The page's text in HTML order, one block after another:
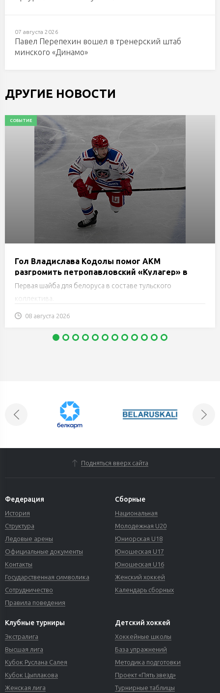
07 августа 2026
Павел Перепехин вошел в тренерский штаб
минского «Динамо»
ДРУГИЕ НОВОСТИ
СОБЫТИЕ
Гол Владислава Кодолы помог АКМ
разгромить петропавловский «Кулагер» в
Кубке губернатора Оренбургской области
Первая шайба для белоруса в составе тульского
коллектива.
08 августа 2026
Подняться вверх сайта
Федерация
История
Структура
Ледовые арены
Официальные документы
Контакты
Государственная символика
Сотрудничество
Правила поведения
Сборные
Национальная
Молодежная U20
Юниорская U18
Юношеская U17
Юношеская U16
Женский хоккей
Календарь сборных
Клубные турниры
Экстралига
Высшая лига
Кубок Руслана Салея
Кубок Цыплакова
Женская лига
Детский хоккей
Хоккейные школы
База упражнений
Методика подготовки
Проект «Пять звезд»
Турнирные таблицы